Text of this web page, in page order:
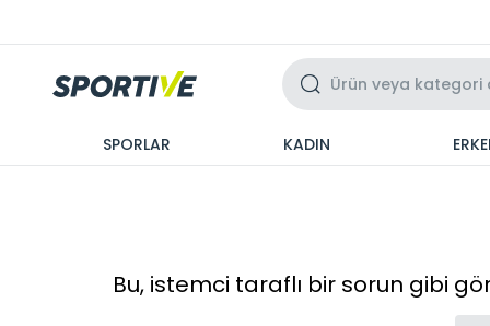
SPORLAR KADIN
Bu, istemci taraflı bir sorun gibi